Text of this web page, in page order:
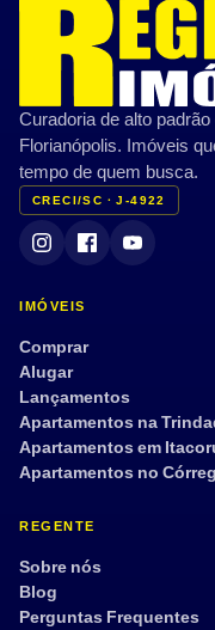
Brinquedoteca
Varanda/Sacada
Jardim
Vista mar
Semi mobiliado
Dep. de
Tour 360°
Aplicar filtros
Curadoria de alto padrão
Florianópolis. Imóveis
tempo de quem busca.
CRECI/SC · J-4922
IMÓVEIS
Comprar
Alugar
Lançamentos
Apartamentos na
Apartamentos em
Apartamentos no
REGENTE
Sobre nós
Blog
Perguntas Frequentes